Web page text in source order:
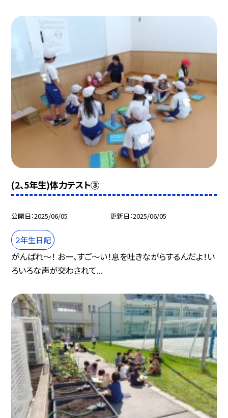
(2、5年生)体力テスト③
公開日 2025/06/05 更新日 2025/06/05
２年生日記
がんばれ〜！ おー、すご〜い！息を吐きながらするんだよ！い
ろいろな声が交わされて...